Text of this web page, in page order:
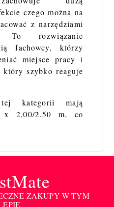
czego można na
z narzędziami
To rozwiązanie
fachowcy, którzy
miejsce pracy i
który szybko reaguje
kategorii mają
x 2,00/2,50 m, co
przesadnie dużo
z najwyższej
że mogą śmiało
nie ulegając
ZAKUPY W TYM